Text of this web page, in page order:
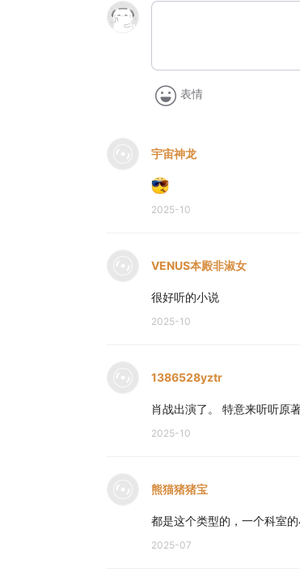
表情
宇宙神龙
2025-10
VENUS本殿非淑女
很好听的小说
2025-10
1386528yztr
肖战出演了。 特意来听听原
2025-10
熊猫猪猪宝
都是这个类型的，一个科室
2025-07